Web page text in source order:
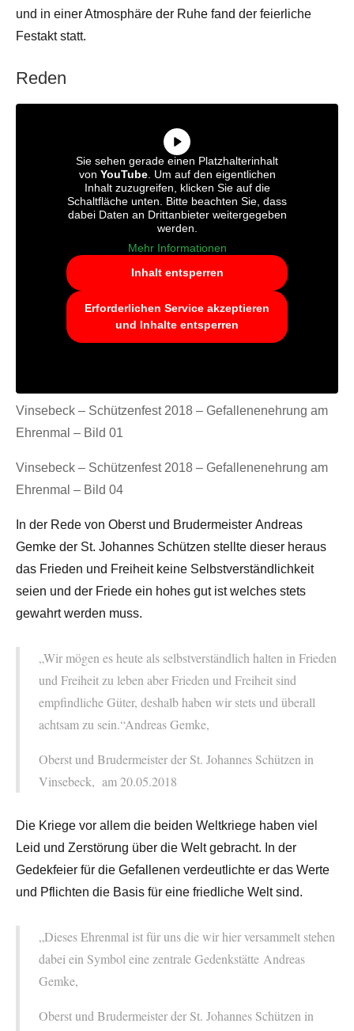
und in einer Atmosphäre der Ruhe fand der feierliche
Festakt statt.
Reden
Sie sehen gerade einen Platzhalterinhalt
von YouTube. Um auf den eigentlichen
Inhalt zuzugreifen, klicken Sie auf die
Schaltfläche unten. Bitte beachten Sie, dass
dabei Daten an Drittanbieter weitergegeben
werden.
Mehr Informationen
Inhalt entsperren
Erforderlichen Service akzeptieren
und Inhalte entsperren
Vinsebeck – Schützenfest 2018 – Gefallenenehrung am
Ehrenmal – Bild 01
Vinsebeck – Schützenfest 2018 – Gefallenenehrung am
Ehrenmal – Bild 04
In der Rede von Oberst und Brudermeister Andreas
Gemke der St. Johannes Schützen stellte dieser heraus
das Frieden und Freiheit keine Selbstverständlichkeit
seien und der Friede ein hohes gut ist welches stets
gewahrt werden muss.
„Wir mögen es heute als selbstverständlich halten in Frieden
und Freiheit zu leben aber Frieden und Freiheit sind
empfindliche Güter, deshalb haben wir stets und überall
achtsam zu sein.“Andreas Gemke,
Oberst und Brudermeister der St. Johannes Schützen in
Vinsebeck, am 20.05.2018
Die Kriege vor allem die beiden Weltkriege haben viel
Leid und Zerstörung über die Welt gebracht. In der
Gedekfeier für die Gefallenen verdeutlichte er das Werte
und Pflichten die Basis für eine friedliche Welt sind.
„Dieses Ehrenmal ist für uns die wir hier versammelt stehen
dabei ein Symbol eine zentrale Gedenkstätte Andreas
Gemke,
Oberst und Brudermeister der St. Johannes Schützen in